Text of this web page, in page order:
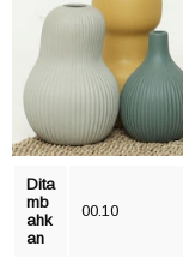
Dita
mb
ahk
an
00.10